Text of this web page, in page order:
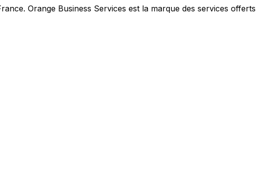
Orange Business Services est la marque des services offerts